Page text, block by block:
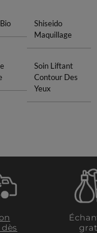
Shiseido
Maquillage
Soin Liftant
Contour Des
Yeux